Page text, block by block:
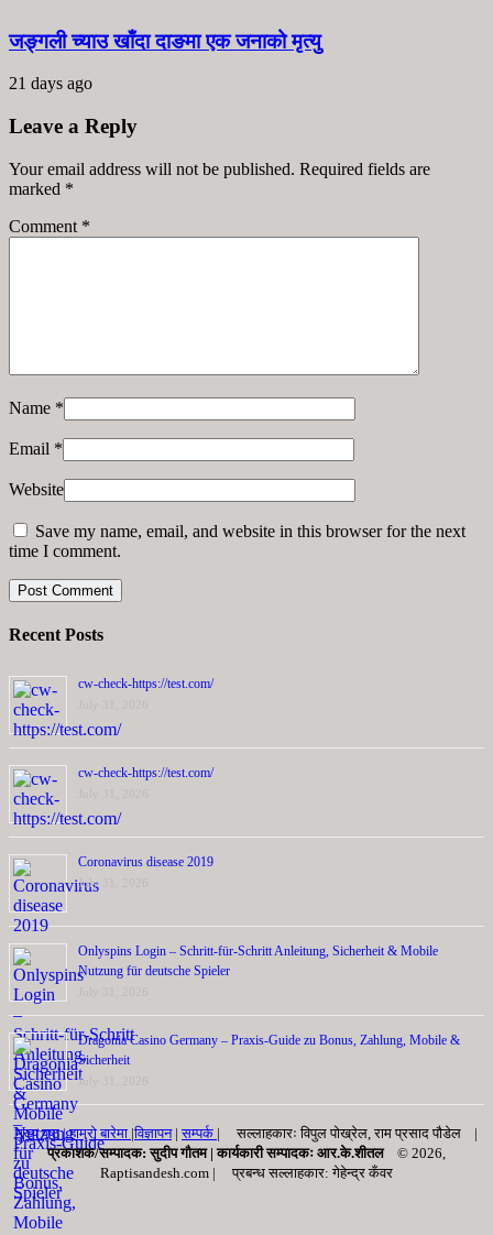
जङ्गली च्याउ खाँदा दाङमा एक जनाको मृत्यु
21 days ago
Leave a Reply
Your email address will not be published. Required fields are
marked *
Comment *
Name *
Email *
Website
Save my name, email, and website in this browser for the next
time I comment.
Recent Posts
cw-check-https://test.com/
cw-check-https://test.com/
Coronavirus disease 2019
July 31, 2026
Onlyspins Login – Schritt‑für‑Schritt Anleitung, Sicherheit & Mobile
Nutzung für deutsche Spieler
Dragonia Casino Germany – Praxis‑Guide zu Bonus, Zahlung, Mobile &
Sicherheit
July 31, 2026
मुख्य पृष्ठ |हाम्रो बारेमा |विज्ञापन|सम्पर्क | सल्लाहकारः विपुल पोख्रेल, राम प्रसाद पाैडेल |
प्रकाशक/सम्पादक: सुदीप गौतम | कार्यकारी सम्पादकः आर.के.शीतल
© 2026,
Raptisandesh.com | प्रबन्ध सल्लाहकार: गेहेन्द्र कँवर